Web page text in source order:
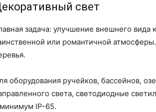
свет
задача: улучшение внешнего вида
или романтичной
оборудования ручейков, бассейнов,
света, светодиодные
IP-65.